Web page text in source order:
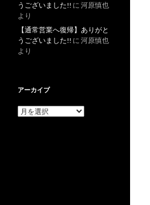
うございました!! に 河原慎也
より
【通常営業へ復帰】ありがと
うございました!! に 河原慎也
より
アーカイブ
ア